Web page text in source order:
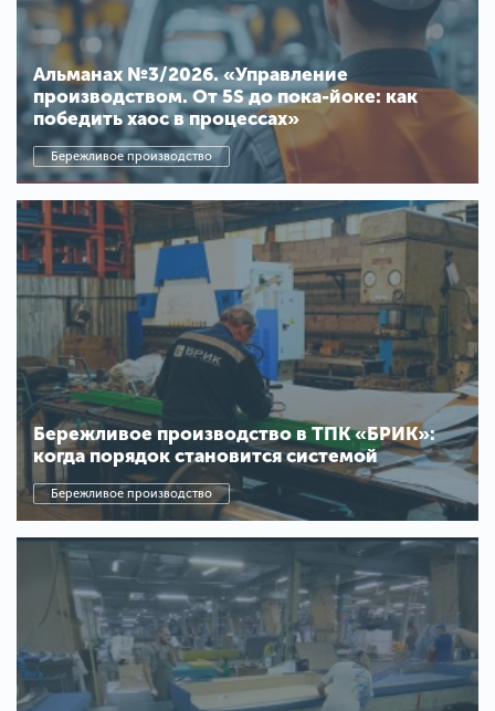
Альманах №3/2026. «Управление
производством. От 5S до пока-йоке: как
победить хаос в процессах»
Бережливое производство
Бережливое производство в ТПК «БРИК»:
когда порядок становится системой
Бережливое производство